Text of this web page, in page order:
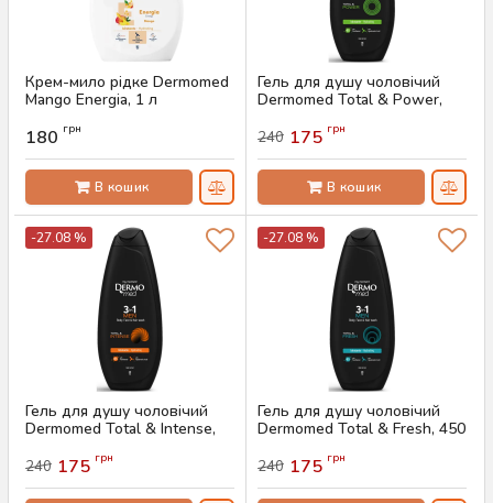
Крем-мило рідке Dermomed
Mango Energia, 1 л
180 грн
В кошик
Гель для душу чоловічий
Dermomed Total & Power,
Артикул: AS-00789
240 175 грн
В кошик
-27.08 %
Гель для душу чоловічий
Dermomed Total & Intense,
Артикул: AS-00788
240 175 грн
-27.08 %
Гель для душу чоловічий
Dermomed Total & Fresh, 450
Артикул: AS-00787
240 175 грн